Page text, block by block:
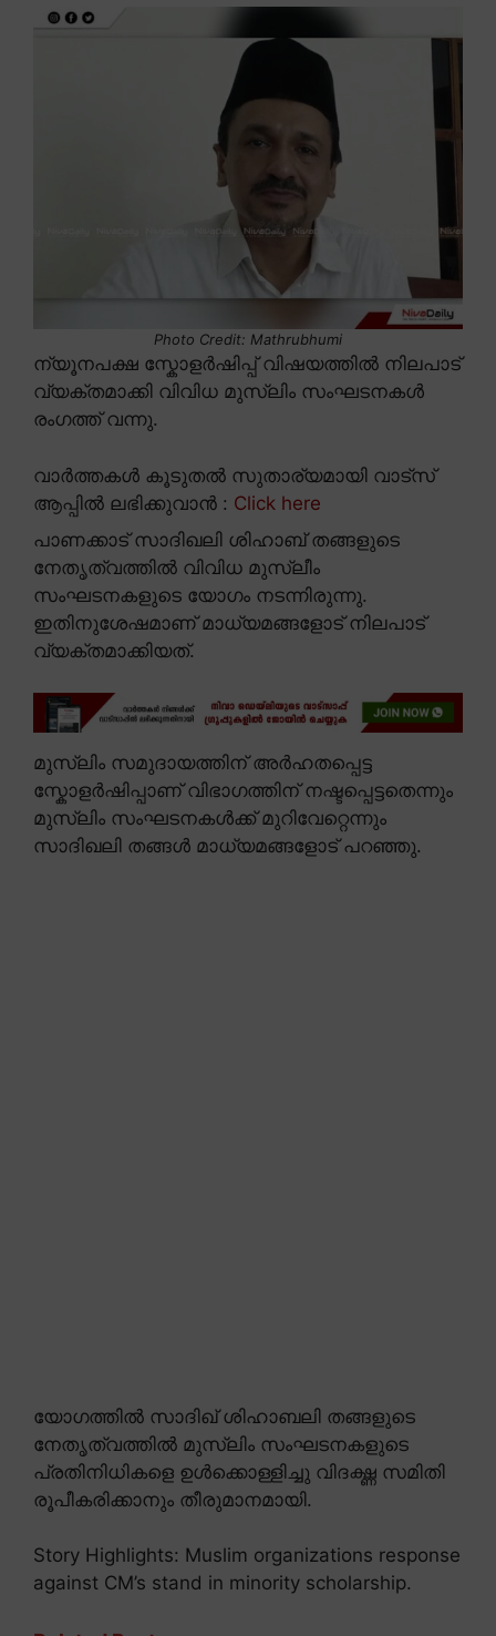
Photo Credit: Mathrubhumi
ന്യൂനപക്ഷ സ്കോളർഷിപ്പ് വിഷയത്തിൽ നിലപാട്
വ്യക്തമാക്കി വിവിധ മുസ്ലിം സംഘടനകൾ
രംഗത്ത് വന്നു.
വാർത്തകൾ കൂടുതൽ സുതാര്യമായി വാട്സ്
ആപ്പിൽ ലഭിക്കുവാൻ : Click here
പാണക്കാട് സാദിഖലി ശിഹാബ് തങ്ങളുടെ
നേതൃത്വത്തിൽ വിവിധ മുസ്ലീം
സംഘടനകളുടെ യോഗം നടന്നിരുന്നു.
ഇതിനുശേഷമാണ് മാധ്യമങ്ങളോട് നിലപാട്
വ്യക്തമാക്കിയത്.
മുസ്ലിം സമുദായത്തിന് അർഹതപ്പെട്ട
സ്കോളർഷിപ്പാണ് വിഭാഗത്തിന് നഷ്ടപ്പെട്ടതെന്നും
മുസ്ലിം സംഘടനകൾക്ക് മുറിവേറ്റെന്നും
സാദിഖലി തങ്ങൾ മാധ്യമങ്ങളോട് പറഞ്ഞു.
യോഗത്തിൽ സാദിഖ് ശിഹാബലി തങ്ങളുടെ
നേതൃത്വത്തിൽ മുസ്ലിം സംഘടനകളുടെ
പ്രതിനിധികളെ ഉൾക്കൊള്ളിച്ചു വിദഗ്ദ്ധ സമിതി
രൂപീകരിക്കാനും തീരുമാനമായി.
Story Highlights: Muslim organizations response
against CM’s stand in minority scholarship.